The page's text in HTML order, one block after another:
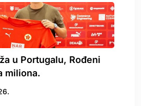
u Portugalu, Rođeni
miliona.